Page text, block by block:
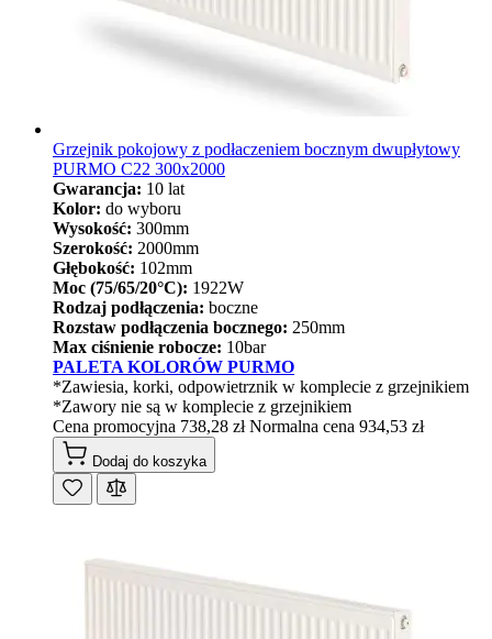
Grzejnik pokojowy z podłaczeniem bocznym dwupłytowy
PURMO C22 300x2000
Gwarancja: 10 lat
Kolor: do wyboru
Wysokość: 300mm
Szerokość: 2000mm
Głębokość: 102mm
Moc (75/65/20°C): 1922W
Rodzaj podłączenia: boczne
Rozstaw podłączenia bocznego: 250mm
Max ciśnienie robocze: 10bar
PALETA KOLORÓW PURMO
*Zawiesia, korki, odpowietrznik w komplecie z grzejnikiem
*Zawory nie są w komplecie z grzejnikiem
Cena promocyjna 738,28 zł Normalna cena 934,53 zł
Dodaj do koszyka